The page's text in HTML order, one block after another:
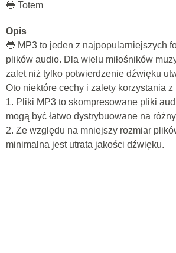
🔵 Totem
Opis
🔵 MP3 to jeden z najpopularniejszych
plików audio. Dla wielu miłośników
zalet niż tylko potwierdzenie dźwięku
Oto niektóre cechy i zalety korzystania z
1. Pliki MP3 to skompresowane pliki
mogą być łatwo dystrybuowane na
2. Ze względu na mniejszy rozmiar
minimalna jest utrata jakości dźwięku.